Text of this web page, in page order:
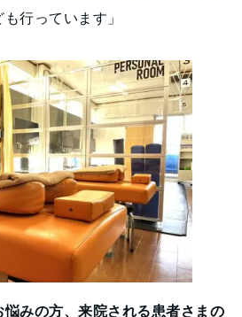
も行っています」
みの方、来院される患者さまの